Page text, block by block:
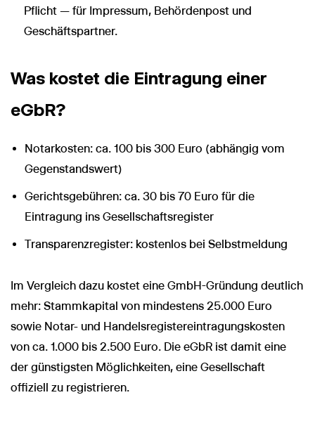
Pflicht — für Impressum, Behördenpost und
Geschäftspartner.
Was kostet die Eintragung einer
eGbR?
Notarkosten: ca. 100 bis 300 Euro (abhängig vom
Gegenstandswert)
Gerichtsgebühren: ca. 30 bis 70 Euro für die
Eintragung ins Gesellschaftsregister
Transparenzregister: kostenlos bei Selbstmeldung
Im Vergleich dazu kostet eine GmbH-Gründung deutlich
mehr: Stammkapital von mindestens 25.000 Euro
sowie Notar- und Handelsregistereintragungskosten
von ca. 1.000 bis 2.500 Euro. Die eGbR ist damit eine
der günstigsten Möglichkeiten, eine Gesellschaft
offiziell zu registrieren.